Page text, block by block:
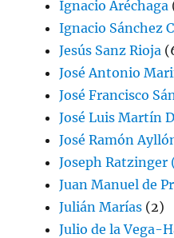
Ignacio Aréchaga
Ignacio Sánchez
Jesús Sanz Rioja
José Antonio
José Francisco
José Luis Martín
José Ramón
Joseph Ratzinger
Juan Manuel de
Julián Marías (2)
Julio de la Vega-